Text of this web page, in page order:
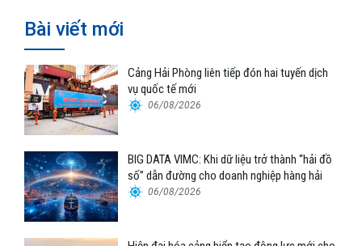
Bài viết mới
Cảng Hải Phòng liên tiếp đón hai tuyến dịch
vụ quốc tế mới
06/08/2026
BIG DATA VIMC: Khi dữ liệu trở thành “hải đồ
số” dẫn đường cho doanh nghiệp hàng hải
06/08/2026